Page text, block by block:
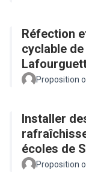
Réfection
cyclable
Proposition
Installer
écoles de
Proposition